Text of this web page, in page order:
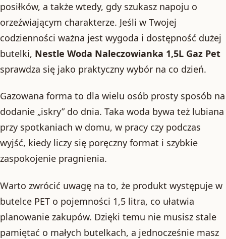
posiłków, a także wtedy, gdy szukasz napoju o
orzeźwiającym charakterze. Jeśli w Twojej
codzienności ważna jest wygoda i dostępność dużej
butelki, Nestle Woda Naleczowianka 1,5L Gaz Pet
sprawdza się jako praktyczny wybór na co dzień.
Gazowana forma to dla wielu osób prosty sposób na
dodanie „iskry” do dnia. Taka woda bywa też lubiana
przy spotkaniach w domu, w pracy czy podczas
wyjść, kiedy liczy się poręczny format i szybkie
zaspokojenie pragnienia.
Warto zwrócić uwagę na to, że produkt występuje w
butelce PET o pojemności 1,5 litra, co ułatwia
planowanie zakupów. Dzięki temu nie musisz stale
pamiętać o małych butelkach, a jednocześnie masz